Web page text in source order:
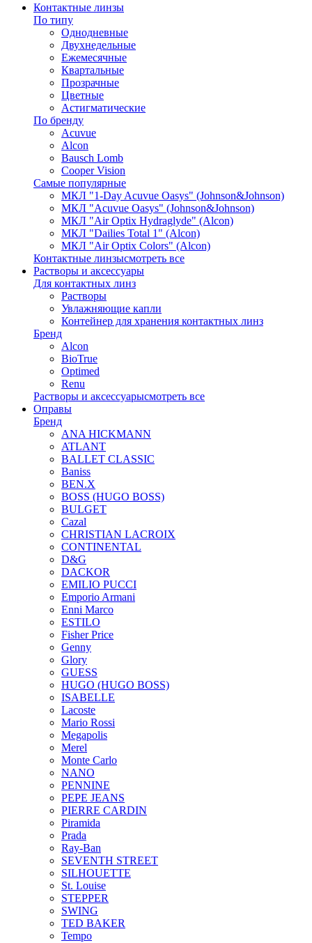
Контактные линзы
По типу
Однодневные
Двухнедельные
Ежемесячные
Квартальные
Прозрачные
Цветные
Астигматические
По бренду
Acuvue
Alcon
Bausch Lomb
Cooper Vision
Самые популярные
МКЛ "1-Day Acuvue Oasys" (Johnson&Johnson)
МКЛ "Acuvue Oasys" (Johnson&Johnson)
МКЛ "Air Optix Hydraglyde" (Alcon)
МКЛ "Dailies Total 1" (Alcon)
МКЛ "Air Optix Colors" (Alcon)
Контактные линзысмотреть все
Растворы и аксессуары
Для контактных линз
Растворы
Увлажняющие капли
Контейнер для хранения контактных линз
Бренд
Alcon
BioTrue
Optimed
Renu
Растворы и аксессуарысмотреть все
Оправы
Бренд
ANA HICKMANN
ATLANT
BALLET CLASSIC
Baniss
BEN.X
BOSS (HUGO BOSS)
BULGET
Cazal
CHRISTIAN LACROIX
CONTINENTAL
D&G
DACKOR
EMILIO PUCCI
Emporio Armani
Enni Marco
ESTILO
Fisher Price
Genny
Glory
GUESS
HUGO (HUGO BOSS)
ISABELLE
Lacoste
Mario Rossi
Megapolis
Merel
Monte Carlo
NANO
PENNINE
PEPE JEANS
PIERRE CARDIN
Piramida
Prada
Ray-Ban
SEVENTH STREET
SILHOUETTE
St. Louise
STEPPER
SWING
TED BAKER
Tempo